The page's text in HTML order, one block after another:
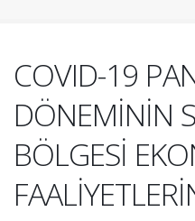
COVID-19
DÖNEMİNİN
BÖLGESİ